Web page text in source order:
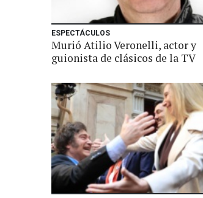
ESPECTÁCULOS
Murió Atilio Veronelli, actor y
guionista de clásicos de la TV